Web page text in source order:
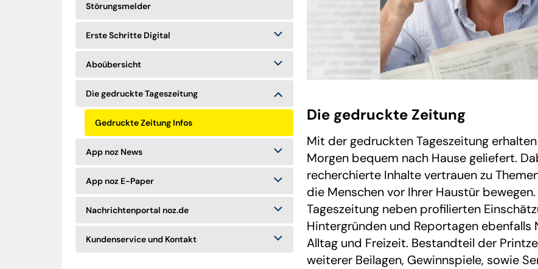
Störungsmelder
Erste Schritte Digital
Aboübersicht
Die gedruckte Tageszeitung
Gedruckte Zeitung Infos
App noz News
App noz E-Paper
Nachrichtenportal noz.de
Kundenservice und Kontakt
Die gedruckte Zeitung
Mit der gedruckten Tageszeitung
Morgen bequem nach Hause geliefert.
recherchierte Inhalte vertrauen zu
die Menschen vor Ihrer Haustür
Tageszeitung neben profilierten
Hintergründen und Reportagen
Alltag und Freizeit. Bestandteil der
weiterer Beilagen, Gewinnspiele, sowie